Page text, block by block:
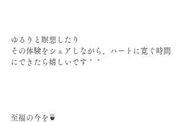
ゆるりと瞑想したり
その体験をシェアしながら、ハートに寛ぐ時間
にできたら嬉しいです＾＾
至福の今を🍵